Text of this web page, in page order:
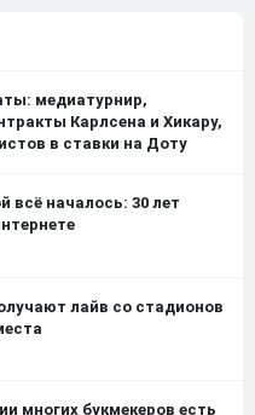
медиатурнир,
Карлсена и Хикару,
в ставки на Доту
всё началось: 30 лет
лайв со стадионов
многих букмекеров есть